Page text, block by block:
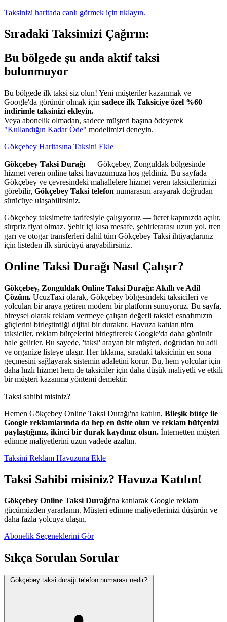
Taksinizi haritada canlı görmek için tıklayın.
Sıradaki Taksimizi Çağırın:
Bu bölgede şu anda aktif taksi
bulunmuyor
Bu bölgede ilk taksi siz olun! Yeni müşteriler kazanmak ve
Google'da görünür olmak için sadece ilk Taksiciye özel %60
indirimle taksinizi ekleyin.
Veya abonelik olmadan, sadece müşteri başına ödeyerek
"Kullandığın Kadar Öde" modelimizi deneyin.
Gökçebey Haritasına Taksini Ekle
Gökçebey Taksi Durağı — Gökçebey, Zonguldak bölgesinde
hizmet veren online taksi havuzumuza hoş geldiniz. Bu sayfada
Gökçebey ve çevresindeki mahallelere hizmet veren taksicilerimizi
görebilir, Gökçebey Taksi telefon numarasını arayarak doğrudan
sürücüye ulaşabilirsiniz.
Gökçebey taksimetre tarifesiyle çalışıyoruz — ücret kapınızda açılır,
sürpriz fiyat olmaz. Şehir içi kısa mesafe, şehirlerarası uzun yol, tren
garı ve otogar transferleri dahil tüm Gökçebey Taksi ihtiyaçlarınız
için listeden ilk sürücüyü arayabilirsiniz.
Online Taksi Durağı Nasıl Çalışır?
Gökçebey, Zonguldak Online Taksi Durağı: Akıllı ve Adil
Çözüm. UcuzTaxi olarak, Gökçebey bölgesindeki taksicileri ve
yolcuları bir araya getiren modern bir platform sunuyoruz. Bu sayfa,
bireysel olarak reklam vermeye çalışan değerli taksici esnafımızın
güçlerini birleştirdiği dijital bir duraktır. Havuza katılan tüm
taksiciler, reklam bütçelerini birleştirerek Google'da daha görünür
hale gelirler. Bu sayede, 'taksi' arayan bir müşteri, doğrudan bu adil
ve organize listeye ulaşır. Her tıklama, sıradaki taksicinin en sona
geçmesini sağlayarak sistemin adaletini korur. Bu, hem yolcular için
daha hızlı hizmet hem de taksiciler için daha düşük maliyetli ve etkili
bir müşteri kazanma yöntemi demektir.
Taksi sahibi misiniz?
Hemen Gökçebey Online Taksi Durağı'na katılın, Bileşik bütçe ile
Google reklamlarında da hep en üstte olun ve reklam bütçenizi
paylaştığınız, ikinci bir durak kaydınız olsun. İnternetten müşteri
edinme maliyetlerini uzun vadede azaltın.
Taksini Reklam Havuzuna Ekle
Taksi Sahibi misiniz? Havuza Katılın!
Gökçebey Online Taksi Durağı'na katılarak Google reklam
gücümüzden yararlanın. Müşteri edinme maliyetlerinizi düşürün ve
daha fazla yolcuya ulaşın.
Abonelik Seçeneklerini Gör
Sıkça Sorulan Sorular
Gökçebey taksi durağı telefon numarası nedir?